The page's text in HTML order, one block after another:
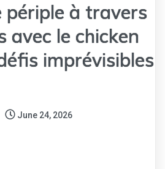
à travers
avec le chicken
imprévisibles
June 24, 2026